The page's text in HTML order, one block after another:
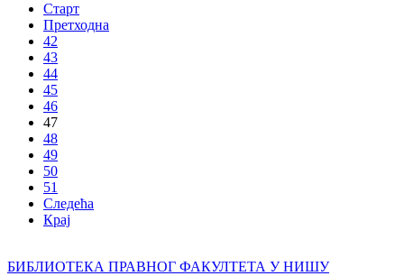
Старт
Претходна
42
43
44
45
46
47
48
49
50
51
Следећа
Крај
БИБЛИОТЕКА ПРАВНОГ ФАКУЛТЕТА У НИШУ